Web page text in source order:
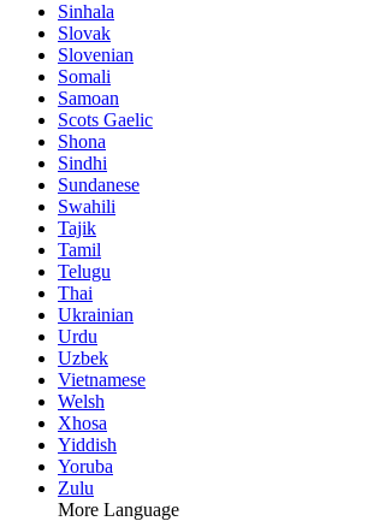
Sinhala
Slovak
Slovenian
Somali
Samoan
Scots Gaelic
Shona
Sindhi
Sundanese
Swahili
Tajik
Tamil
Telugu
Thai
Ukrainian
Urdu
Uzbek
Vietnamese
Welsh
Xhosa
Yiddish
Yoruba
Zulu
More Language